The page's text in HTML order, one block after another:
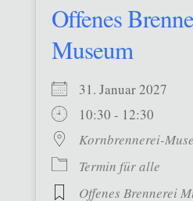
Offenes
Museum
31. Januar 2027
10:30 - 12:30
Kornbrennerei-
Termin für alle
Offenes Brennerei